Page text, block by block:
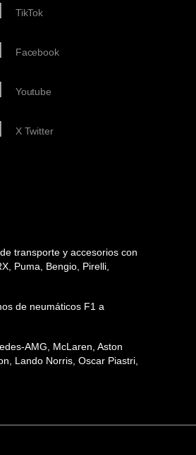
TikTok
Facebook
Youtube
X Twitter
transporte y accesorios con
Puma, Bengio, Pirelli,
de neumáticos F1 a
AMG, McLaren, Aston
Lando Norris, Oscar Piastri,